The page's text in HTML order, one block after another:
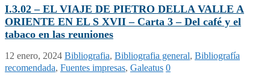
I.3.02 – EL VIAJE DE PIETRO DELLA VALLE A
ORIENTE EN EL S XVII – Carta 3 – Del café y el
tabaco en las reuniones
12 enero, 2024 Bibliografia, Bibliografia general, Bibliografía
recomendada, Fuentes impresas, Galeatus 0